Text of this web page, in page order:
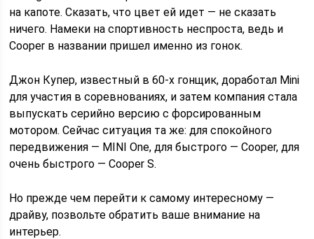
на капоте. Сказать, что цвет ей идет — не сказать
ничего. Намеки на спортивность неспроста, ведь и
Cooper в названии пришел именно из гонок.
Джон Купер, известный в 60-х гонщик, доработал Mini
для участия в соревнованиях, и затем компания стала
выпускать серийно версию с форсированным
мотором. Сейчас ситуация та же: для спокойного
передвижения — MINI One, для быстрого — Cooper, для
очень быстрого — Cooper S.
Но прежде чем перейти к самому интересному —
драйву, позвольте обратить ваше внимание на
интерьер.